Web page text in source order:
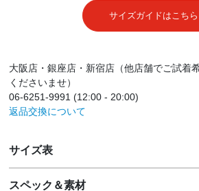
サイズガイドはこちら
大阪店・銀座店・新宿店（他店舗でご試着
くださいませ）
06-6251-9991 (12:00 - 20:00)
返品交換について
サイズ表
スペック＆素材